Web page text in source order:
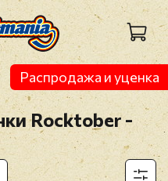
Распродажа и уценка
Rocktober -